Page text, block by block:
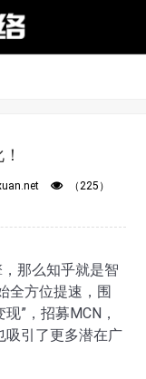
（225）
那么知乎就是智
全方位提速，围
”，招募MCN，
吸引了更多潜在广